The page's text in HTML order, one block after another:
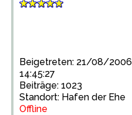
Beigetreten: 21/08/2006
14:45:27
Beiträge: 1023
Standort: Hafen der Ehe
Offline